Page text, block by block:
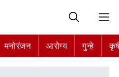
मनोरंजन आरोग्य गुन्हे